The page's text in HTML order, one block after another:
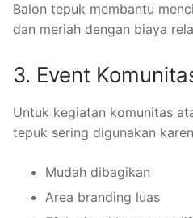
Balon tepuk membantu
dan meriah dengan biaya
3. Event
Untuk kegiatan komunitas
tepuk sering digunakan
Mudah dibagikan
Area branding luas